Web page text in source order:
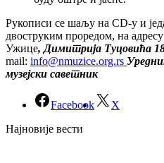
Рукописи се шаљу на CD-у и
двоструким проредом, на
Ужице, Димитрија Туцовића
mail: info@nmuzice.org.rs
музејски саветник
Facebook
X
Најновије вести